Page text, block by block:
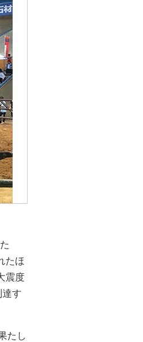
たほ
震度
す
たし